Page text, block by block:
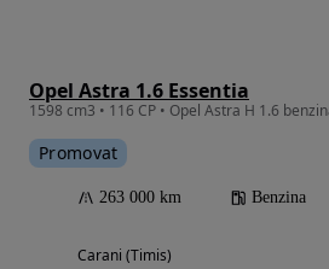
Opel Astra 1.6 Essentia
Promovat
263 000 km Benzina
Carani (Timis)